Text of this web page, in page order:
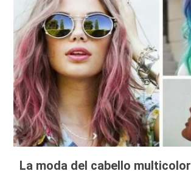
La moda del cabello multicolor